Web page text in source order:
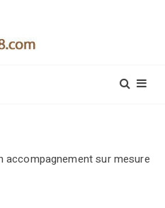
accompagnement sur mesure